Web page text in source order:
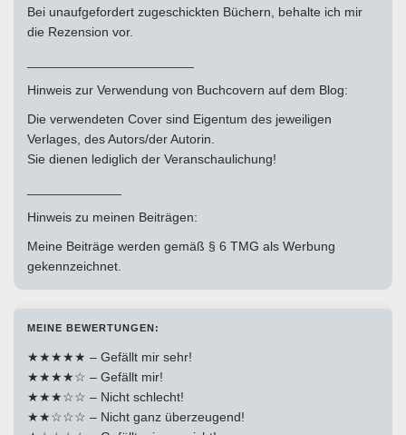
Bei unaufgefordert zugeschickten Büchern, behalte ich mir
die Rezension vor.
Hinweis zur Verwendung von Buchcovern auf dem Blog:
Die verwendeten Cover sind Eigentum des jeweiligen
Verlages, des Autors/der Autorin.
Sie dienen lediglich der Veranschaulichung!
Hinweis zu meinen Beiträgen:
Meine Beiträge werden gemäß § 6 TMG als Werbung
gekennzeichnet.
MEINE BEWERTUNGEN:
★★★★★ – Gefällt mir sehr!
★★★★☆ – Gefällt mir!
★★★☆☆ – Nicht schlecht!
★★☆☆☆ – Nicht ganz überzeugend!